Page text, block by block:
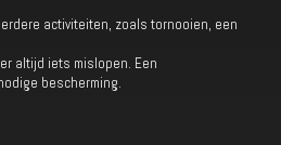
activiteiten, zoals tornooien, een
altijd iets mislopen. Een
bescherming.